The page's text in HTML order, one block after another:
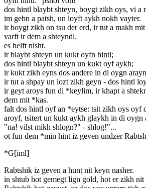
dos hintl blaybt shteyn, boygt zikh oys, vi a
im gebn a patsh, un loyft aykh nokh vayter.
ir boygt zikh on tsu der erd, ir tut a makh
varft ir dem a shteyndl.
es helft nisht.
ir blaybt shteyn un kukt oyfn hintl;
dos hintl blaybt shteyn un kukt oyf aykh;
ir kukt zikh eyns dos andere in di oygn
ir tut a shpay un lozt zikh geyn - dos hintl
ir geyt aroys fun di *keylim, ir khapt a
dem mit *kas.
falt dos hintl oyf an *eytse: tsit zikh oys oyf
aroyf, tsitert un kukt aykh glaykh in di oygn
"na! vilst mikh shlogn?" - shlog!"...
ot fun dem *min hint iz geven undzer
*G[iml]
Rabtshik iz geven a hunt nit keyn nasher.
in shtub hot gemegt lign gold, hot er zikh nit